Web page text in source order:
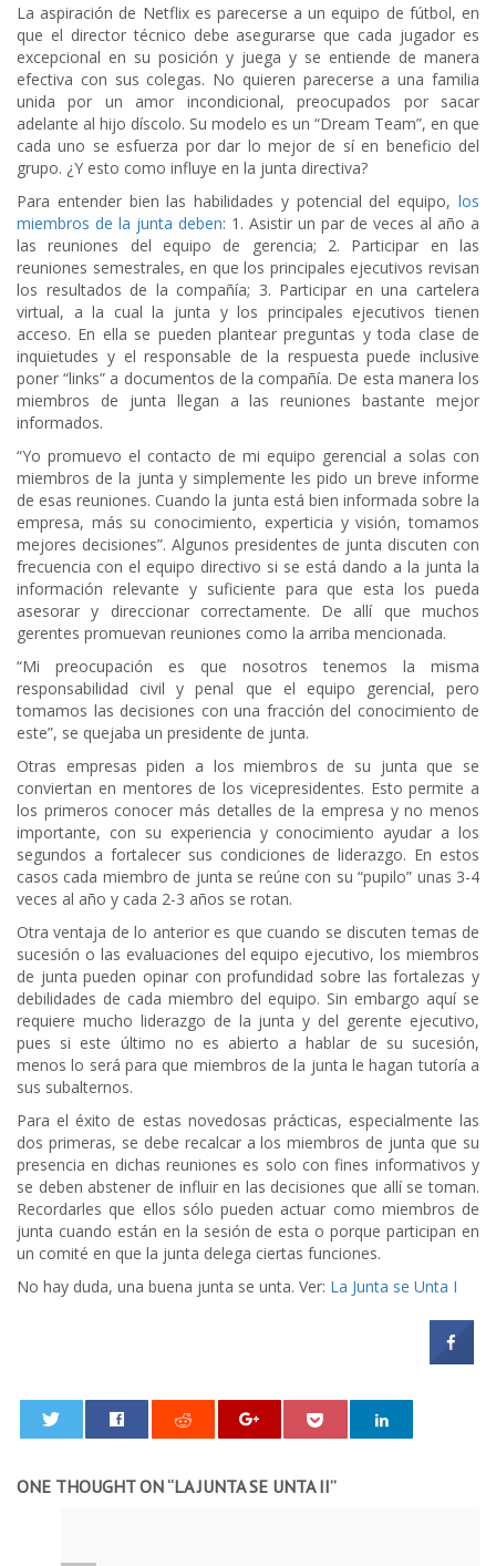
La aspiración de Netflix es parecerse a un equipo de fútbol, en
que el director técnico debe asegurarse que cada jugador es
excepcional en su posición y juega y se entiende de manera
efectiva con sus colegas. No quieren parecerse a una familia
unida por un amor incondicional, preocupados por sacar
adelante al hijo díscolo. Su modelo es un “Dream Team”, en que
cada uno se esfuerza por dar lo mejor de sí en beneficio del
grupo. ¿Y esto como influye en la junta directiva?
Para entender bien las habilidades y potencial del equipo, los
miembros de la junta deben: 1. Asistir un par de veces al año a
las reuniones del equipo de gerencia; 2. Participar en las
reuniones semestrales, en que los principales ejecutivos revisan
los resultados de la compañía; 3. Participar en una cartelera
virtual, a la cual la junta y los principales ejecutivos tienen
acceso. En ella se pueden plantear preguntas y toda clase de
inquietudes y el responsable de la respuesta puede inclusive
poner “links” a documentos de la compañía. De esta manera los
miembros de junta llegan a las reuniones bastante mejor
informados.
“Yo promuevo el contacto de mi equipo gerencial a solas con
miembros de la junta y simplemente les pido un breve informe
de esas reuniones. Cuando la junta está bien informada sobre la
empresa, más su conocimiento, experticia y visión, tomamos
mejores decisiones”. Algunos presidentes de junta discuten con
frecuencia con el equipo directivo si se está dando a la junta la
información relevante y suficiente para que esta los pueda
asesorar y direccionar correctamente. De allí que muchos
gerentes promuevan reuniones como la arriba mencionada.
“Mi preocupación es que nosotros tenemos la misma
responsabilidad civil y penal que el equipo gerencial, pero
tomamos las decisiones con una fracción del conocimiento de
este”, se quejaba un presidente de junta.
Otras empresas piden a los miembros de su junta que se
conviertan en mentores de los vicepresidentes. Esto permite a
los primeros conocer más detalles de la empresa y no menos
importante, con su experiencia y conocimiento ayudar a los
segundos a fortalecer sus condiciones de liderazgo. En estos
casos cada miembro de junta se reúne con su “pupilo” unas 3-4
veces al año y cada 2-3 años se rotan.
Otra ventaja de lo anterior es que cuando se discuten temas de
sucesión o las evaluaciones del equipo ejecutivo, los miembros
de junta pueden opinar con profundidad sobre las fortalezas y
debilidades de cada miembro del equipo. Sin embargo aquí se
requiere mucho liderazgo de la junta y del gerente ejecutivo,
pues si este último no es abierto a hablar de su sucesión,
menos lo será para que miembros de la junta le hagan tutoría a
sus subalternos.
Para el éxito de estas novedosas prácticas, especialmente las
dos primeras, se debe recalcar a los miembros de junta que su
presencia en dichas reuniones es solo con fines informativos y
se deben abstener de influir en las decisiones que allí se toman.
Recordarles que ellos sólo pueden actuar como miembros de
junta cuando están en la sesión de esta o porque participan en
un comité en que la junta delega ciertas funciones.
No hay duda, una buena junta se unta. Ver: La Junta se Unta I
ONE THOUGHT ON “LA JUNTA SE UNTA II”